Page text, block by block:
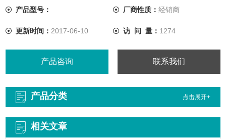
产品型号： 厂商性质： 经销商
更新时间： 2017-06-10 访 问 量： 1274
产品咨询 联系我们
产品分类 点击展开+
相关文章